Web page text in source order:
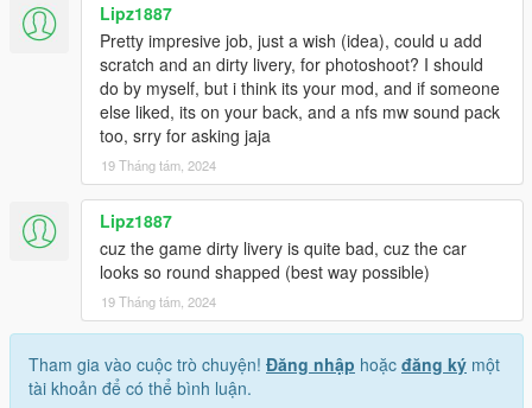
Lipz1887
Pretty impresive job, just a wish (idea), could u add
scratch and an dirty livery, for photoshoot? I should
do by myself, but i think its your mod, and if someone
else liked, its on your back, and a nfs mw sound pack
too, srry for asking jaja
19 Tháng tám, 2024
Lipz1887
cuz the game dirty livery is quite bad, cuz the car
looks so round shapped (best way possible)
19 Tháng tám, 2024
Tham gia vào cuộc trò chuyện! Đăng nhập hoặc đăng ký một
tài khoản để có thể bình luận.